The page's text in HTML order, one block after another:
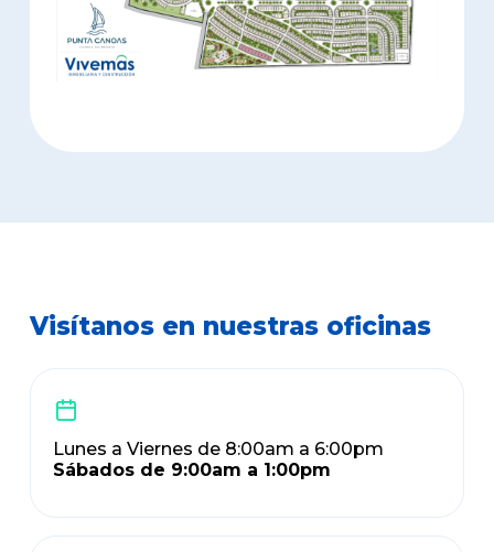
Visítanos en nuestras oficinas
Lunes a Viernes de 8:00am a 6:00pm
Sábados de 9:00am a 1:00pm